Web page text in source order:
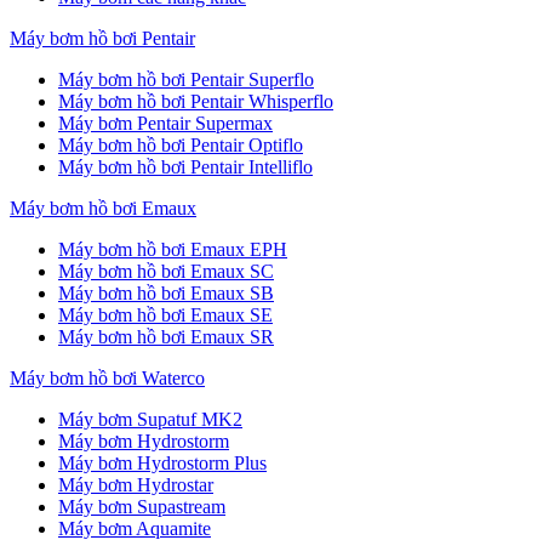
Máy bơm hồ bơi Pentair
Máy bơm hồ bơi Pentair Superflo
Máy bơm hồ bơi Pentair Whisperflo
Máy bơm Pentair Supermax
Máy bơm hồ bơi Pentair Optiflo
Máy bơm hồ bơi Pentair Intelliflo
Máy bơm hồ bơi Emaux
Máy bơm hồ bơi Emaux EPH
Máy bơm hồ bơi Emaux SC
Máy bơm hồ bơi Emaux SB
Máy bơm hồ bơi Emaux SE
Máy bơm hồ bơi Emaux SR
Máy bơm hồ bơi Waterco
Máy bơm Supatuf MK2
Máy bơm Hydrostorm
Máy bơm Hydrostorm Plus
Máy bơm Hydrostar
Máy bơm Supastream
Máy bơm Aquamite